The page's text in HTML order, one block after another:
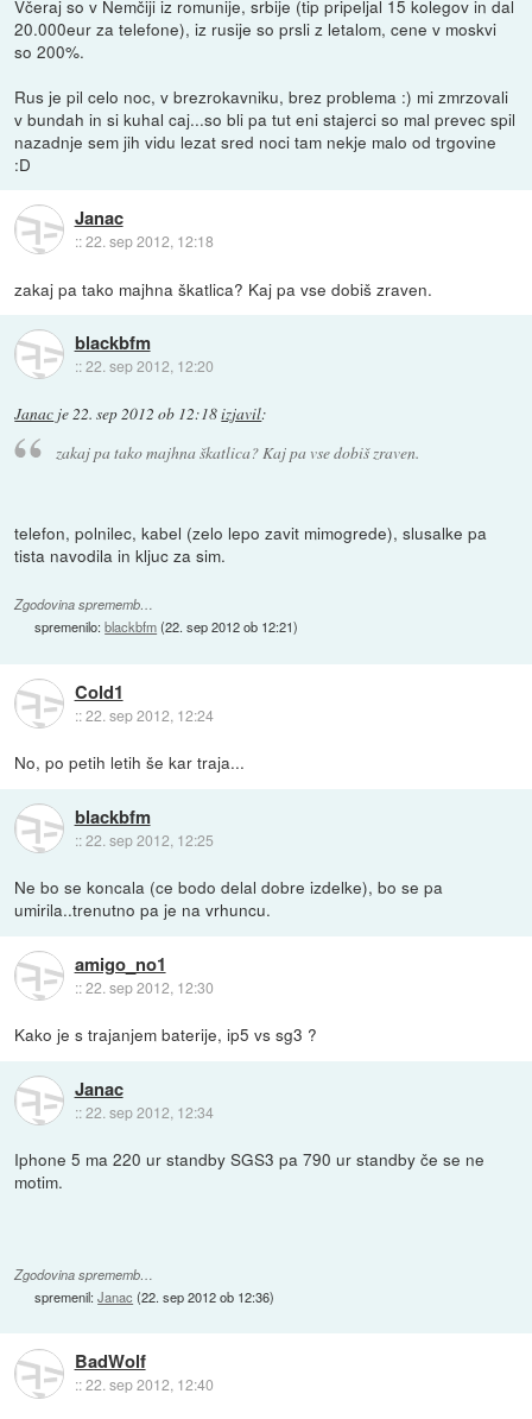
Včeraj so v Nemčiji iz romunije, srbije (tip pripeljal 15 kolegov in dal
20.000eur za telefone), iz rusije so prsli z letalom, cene v moskvi
so 200%.
Rus je pil celo noc, v brezrokavniku, brez problema :) mi zmrzovali
v bundah in si kuhal caj...so bli pa tut eni stajerci so mal prevec spil
nazadnje sem jih vidu lezat sred noci tam nekje malo od trgovine
:D
Janac
::22. sep 2012, 12:18
zakaj pa tako majhna škatlica? Kaj pa vse dobiš zraven.
blackbfm
::22. sep 2012, 12:20
Janac je22. sep 2012 ob 12:18izjavil:
zakaj pa tako majhna škatlica? Kaj pa vse dobiš zraven.
telefon, polnilec, kabel (zelo lepo zavit mimogrede), slusalke pa
tista navodila in kljuc za sim.
Zgodovina sprememb…
spremenilo:blackbfm(22. sep 2012 ob 12:21)
Cold1
::22. sep 2012, 12:24
No, po petih letih še kar traja...
blackbfm
::22. sep 2012, 12:25
Ne bo se koncala (ce bodo delal dobre izdelke), bo se pa
umirila..trenutno pa je na vrhuncu.
amigo_no1
::22. sep 2012, 12:30
Kako je s trajanjem baterije, ip5 vs sg3 ?
Janac
::22. sep 2012, 12:34
Iphone 5 ma 220 ur standby SGS3 pa 790 ur standby če se ne
motim.
Zgodovina sprememb…
spremenil:Janac (22. sep 2012 ob 12:36)
BadWolf
::22. sep 2012, 12:40